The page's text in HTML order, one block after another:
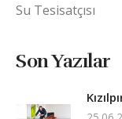
Su Tesisatçısı
Son Yazılar